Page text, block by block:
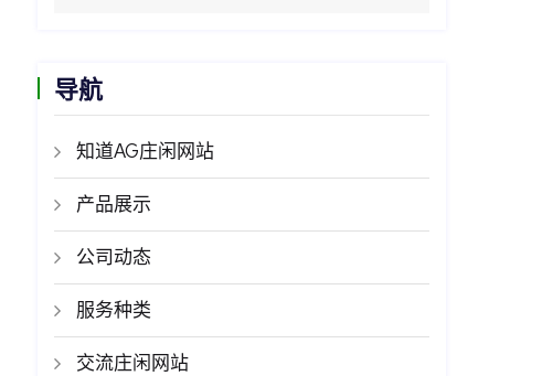
导航
知道AG庄闲网站
产品展示
公司动态
服务种类
交流庄闲网站